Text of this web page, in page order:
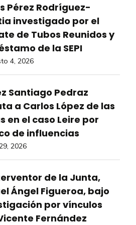
Pérez Rodríguez-
investigado por el
de Tubos Reunidos y
de la SEPI
4, 2026
Santiago Pedraz
a Carlos López de las
en el caso Leire por
de influencias
2026
de la Junta,
Ángel Figueroa, bajo
por vínculos
Fernández